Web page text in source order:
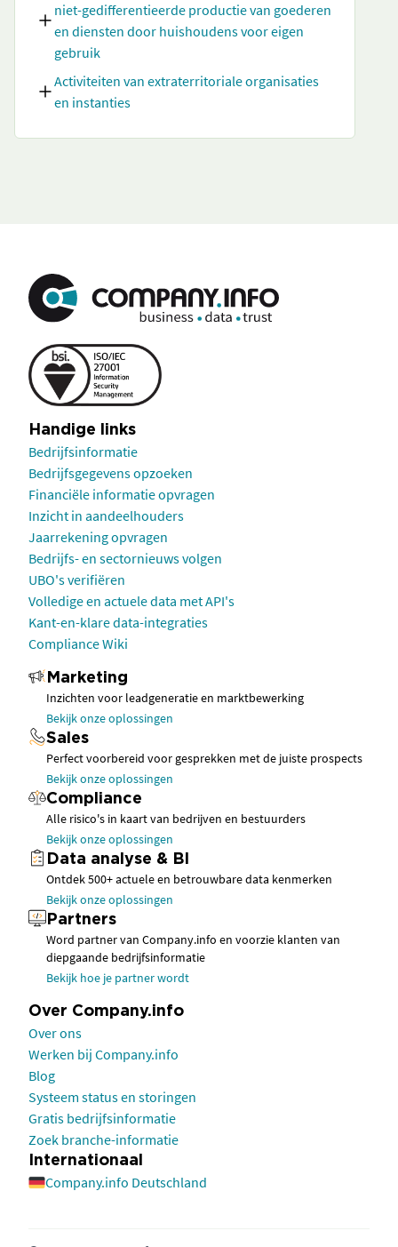
niet-gedifferentieerde productie van goederen
en diensten door huishoudens voor eigen
gebruik
Activiteiten van extraterritoriale organisaties
en instanties
Handige links
Bedrijfsinformatie
Bedrijfsgegevens opzoeken
Financiële informatie opvragen
Inzicht in aandeelhouders
Jaarrekening opvragen
Bedrijfs- en sectornieuws volgen
UBO's verifiëren
Volledige en actuele data met API's
Kant-en-klare data-integraties
Compliance Wiki
Marketing
Inzichten voor leadgeneratie en marktbewerking
Bekijk onze oplossingen
Sales
Perfect voorbereid voor gesprekken met de juiste prospects
Bekijk onze oplossingen
Compliance
Alle risico's in kaart van bedrijven en bestuurders
Bekijk onze oplossingen
Data analyse & BI
Ontdek 500+ actuele en betrouwbare data kenmerken
Bekijk onze oplossingen
Partners
Word partner van Company.info en voorzie klanten van
diepgaande bedrijfsinformatie
Bekijk hoe je partner wordt
Over Company.info
Over ons
Werken bij Company.info
Blog
Systeem status en storingen
Gratis bedrijfsinformatie
Zoek branche-informatie
Internationaal
Company.info Deutschland